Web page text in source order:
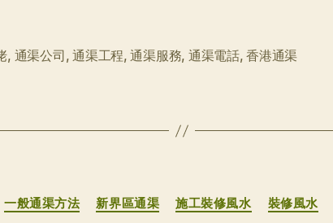
, 通渠公司,通渠工程,通渠服務, 通渠電話,香港通渠
分
类
一般通渠方法 新界區通渠 施工裝修風水 裝修風水